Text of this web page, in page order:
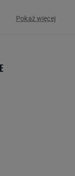
Pokaż więcej